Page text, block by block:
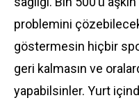
problemini
göstermesin hiçbir
geri kalmasın ve
yapabilsinler. Yurt